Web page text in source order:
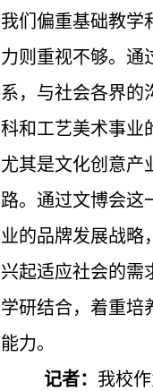
我们偏重基础教学
力则重视不够。通
系，与社会各界的
科和工艺美术事业
尤其是文化创意产
路。通过文博会这
业的品牌发展战略
兴起适应社会的需
学研结合，着重培
能力。
记者： 我校